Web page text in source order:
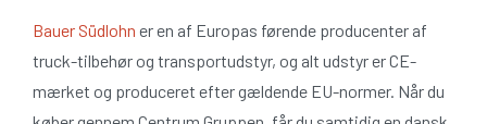
Bauer Südlohn er en af Europas førende producenter af
truck-tilbehør og transportudstyr, og alt udstyr er CE-
mærket og produceret efter gældende EU-normer. Når du